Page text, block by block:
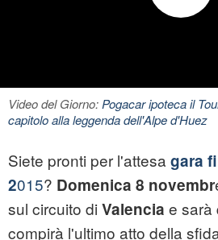
Video del Giorno:Pogacar ipoteca il
capitolo alla leggenda dell'Alpe d'Huez
Siete pronti per l'attesa gara
2015? Domenica 8 novembr
sul circuito di Valencia e sarà
compirà l'ultimo atto della